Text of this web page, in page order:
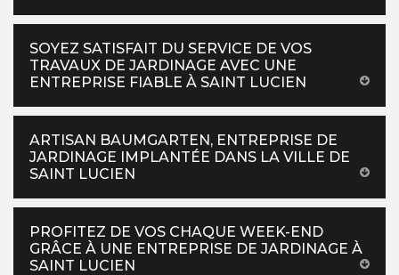
SOYEZ SATISFAIT DU SERVICE DE VOS
TRAVAUX DE JARDINAGE AVEC UNE
ENTREPRISE FIABLE À SAINT LUCIEN
ARTISAN BAUMGARTEN, ENTREPRISE DE
JARDINAGE IMPLANTÉE DANS LA VILLE DE
SAINT LUCIEN
PROFITEZ DE VOS CHAQUE WEEK-END
GRÂCE À UNE ENTREPRISE DE JARDINAGE À
SAINT LUCIEN